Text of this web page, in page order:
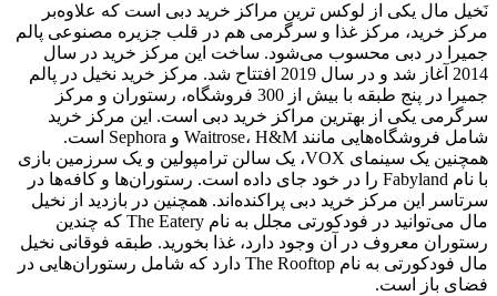
نَخیل مال یکی از لوکس ترین مراکز خرید دبی است که علاوه‌بر
مرکز خرید، مرکز غذا و سرگرمی هم در قلب جزیره مصنوعی پالم
جمیرا در دبی محسوب می‌شود. ساخت این مرکز خرید در سال
2014 آغاز شد و در سال 2019 افتتاح شد. مرکز خرید نخیل در پالم
جمیرا در پنج طبقه با بیش از 300 فروشگاه، رستوران و مرکز
سرگرمی یکی از بهترین مراکز خرید دبی است. این مرکز خرید
شامل فروشگاه‌هایی مانند Waitrose، H&M و Sephora است.
همچنین یک سینمای VOX، یک سالن ترامپولین و یک سرزمین بازی
با نام Fabyland را در خود جای داده است. رستوران‌ها و کافه‌ها در
سرتاسر این مرکز خرید دبی پراکنده‌اند. همچنین در بازدید از نخیل
مال می‌توانید در فودکورتی مجلل به نام The Eatery که چندین
رستوران معروف در آن وجود دارد، غذا بخورید. طبقه فوقانی نخیل
مال فودکورتی به نام The Rooftop دارد که شامل رستوران‌هایی در
فضای باز است.